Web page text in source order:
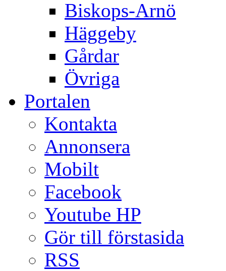
Biskops-Arnö
Häggeby
Gårdar
Övriga
Portalen
Kontakta
Annonsera
Mobilt
Facebook
Youtube HP
Gör till förstasida
RSS